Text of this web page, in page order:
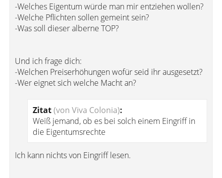
-Welches Eigentum würde man mir entziehen wollen?
-Welche Pflichten sollen gemeint sein?
-Was soll dieser alberne TOP?
Und ich frage dich:
-Welchen Preiserhöhungen wofür seid ihr ausgesetzt?
-Wer eignet sich welche Macht an?
Zitat(von Viva Colonia):
Weiß jemand, ob es bei solch einem Eingriff in
die Eigentumsrechte
Ich kann nichts von Eingriff lesen.